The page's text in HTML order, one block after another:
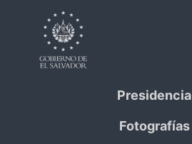
Presidencia
Fotografías